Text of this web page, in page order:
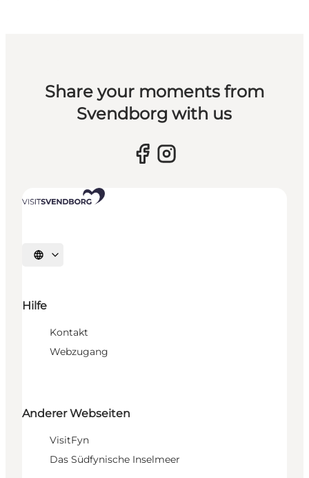
Share your moments from
Svendborg with us
Sprache auswählen
Hilfe
Kontakt
Webzugang
Anderer Webseiten
VisitFyn
Das Südfynische Inselmeer